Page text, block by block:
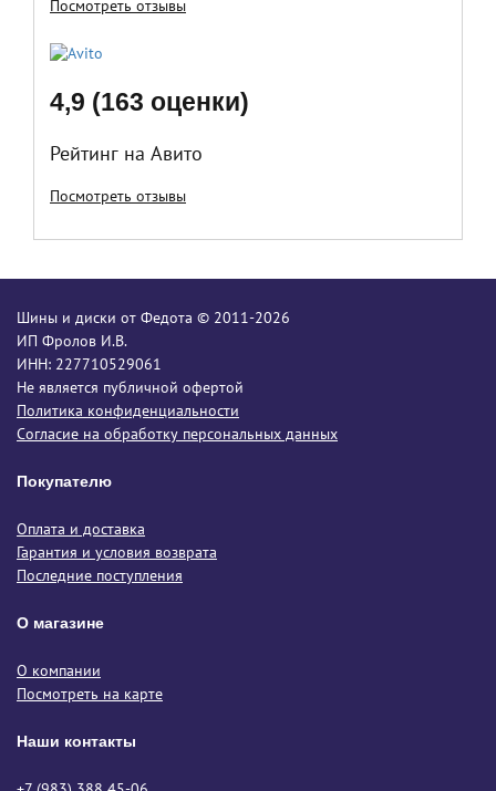
Посмотреть отзывы
4,9 (163 оценки)
Рейтинг на Авито
Посмотреть отзывы
Шины и диски от Федота © 2011-2026
ИП Фролов И.В.
ИНН: 227710529061
Не является публичной офертой
Политика конфиденциальности
Согласие на обработку персональных данных
Покупателю
Оплата и доставка
Гарантия и условия возврата
Последние поступления
О магазине
О компании
Посмотреть на карте
Наши контакты